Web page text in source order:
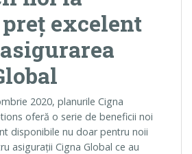
excelent
2020, planurile Cigna
oferă o serie de beneficii noi
disponibile nu doar pentru noii
asigurații Cigna Global ce au